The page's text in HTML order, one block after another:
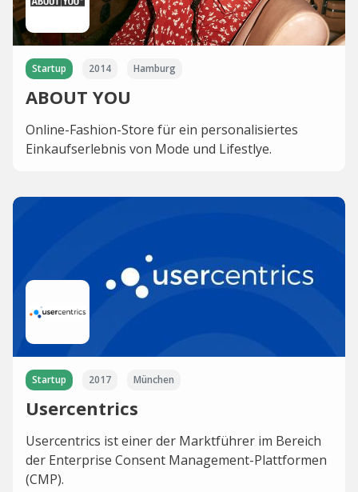
Startup 2014 Hamburg
ABOUT YOU
Online-Fashion-Store für ein personalisiertes
Einkaufserlebnis von Mode und Lifestlye.
Startup 2017 München
Usercentrics
Usercentrics ist einer der Marktführer im Bereich
der Enterprise Consent Management-Plattformen
(CMP).